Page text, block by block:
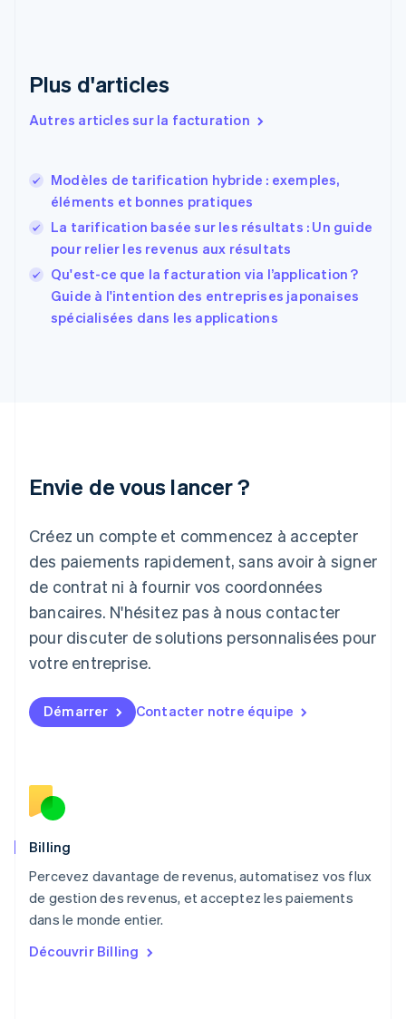
Plus d'articles
Autres articles sur la facturation
Modèles de tarification hybride : exemples,
éléments et bonnes pratiques
La tarification basée sur les résultats : Un guide
pour relier les revenus aux résultats
Qu'est-ce que la facturation via l’application ?
Guide à l'intention des entreprises japonaises
spécialisées dans les applications
Envie de vous lancer ?
Créez un compte et commencez à accepter
des paiements rapidement, sans avoir à signer
de contrat ni à fournir vos coordonnées
bancaires. N'hésitez pas à nous contacter
pour discuter de solutions personnalisées pour
votre entreprise.
Démarrer Contacter notre équipe
Billing
Percevez davantage de revenus, automatisez vos flux
de gestion des revenus, et acceptez les paiements
dans le monde entier.
Découvrir Billing
Espagne
Estonie
EnglishEspañol 简体中文
Finlande
EnglishSvenska
FrançaisEnglish
Gibraltar
English
Grèce
English
Japon
Lettonie
English
Liechtenstein
DeutschEnglish
Lituanie
Luxembourg
FrançaisDeutschEnglish
English简体中文
Malte
English
Nouvelle-Zélande
English
NederlandsEnglish
Pologne
English
Português English